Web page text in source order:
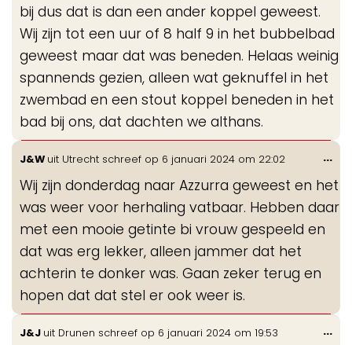
bij dus dat is dan een ander koppel geweest.
Wij zijn tot een uur of 8 half 9 in het bubbelbad
geweest maar dat was beneden. Helaas weinig
spannends gezien, alleen wat geknuffel in het
zwembad en een stout koppel beneden in het
bad bij ons, dat dachten we althans.
J&W uit Utrecht schreef op 6 januari 2024 om 22:02
Wij zijn donderdag naar Azzurra geweest en het
was weer voor herhaling vatbaar. Hebben daar
met een mooie getinte bi vrouw gespeeld en
dat was erg lekker, alleen jammer dat het
achterin te donker was. Gaan zeker terug en
hopen dat dat stel er ook weer is.
...
J&J uit Drunen schreef op 6 januari 2024 om 19:53 ...